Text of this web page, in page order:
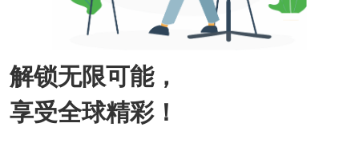
解锁无限可能，
享受全球精彩！